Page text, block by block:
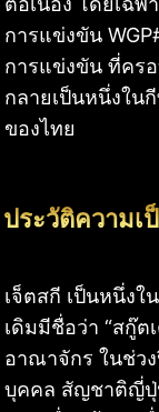
การแข่งขัน
การแข่งขัน ที่คร
กลายเป็นหนึ่งใน
ของไทย
ประวัติความเ
เจ็ตสกี เป็นหนึ่ง
เดิมมีชื่อว่า “สกู๊
อาณาจักร ในช่ว
บุคคล สัญชาติญี่ปุ่